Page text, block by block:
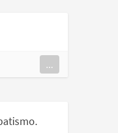
...